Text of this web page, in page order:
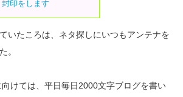
印をします
いたころは、ネタ探しにいつもアンテナを
。
けては、平日毎日2000文字ブログを書い